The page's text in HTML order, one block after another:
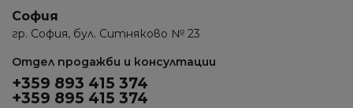
София
гр. София, бул. Ситняково № 23
Отдел продажби и консултации
+359 893 415 374
+359 895 415 374